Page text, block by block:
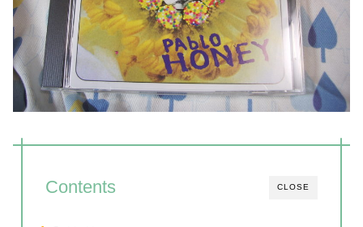
CLOSE
Contents